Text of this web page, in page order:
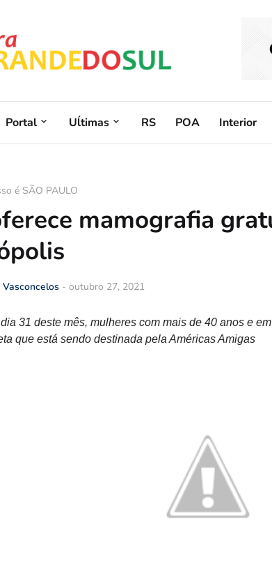
Portal Uĺtimas RS POA Interior
é SÃO PAULO
mamografia
Vasconcelos - outubro 27, 2021
31 deste mês, mulheres com mais de 40 anos e
que está sendo destinada pela Américas Amigas